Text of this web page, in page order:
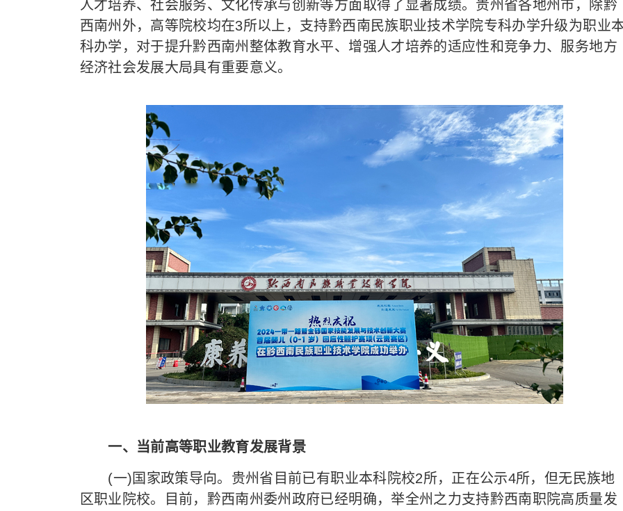
人才培养、社会服务、文化传承与创新等方面取得了显著成绩。贵州省各地州市，除黔
西南州外，高等院校均在3所以上，支持黔西南民族职业技术学院专科办学升级为职业
科办学，对于提升黔西南州整体教育水平、增强人才培养的适应性和竞争力、服务地方
经济社会发展大局具有重要意义。
一、当前高等职业教育发展背景
(一)国家政策导向。贵州省目前已有职业本科院校2所，正在公示4所，但无民族地
区职业院校。目前，黔西南州委州政府已经明确，举全州之力支持黔西南职院高质量发